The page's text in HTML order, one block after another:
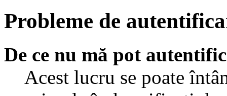
Probleme de
De ce nu mă pot
Acest lucru se poate